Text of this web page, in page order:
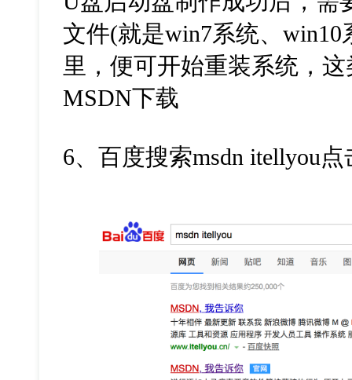
文件(就是win7系统、
里，便可开始重装系统，
MSDN下载
6、百度搜索msdn itellyou